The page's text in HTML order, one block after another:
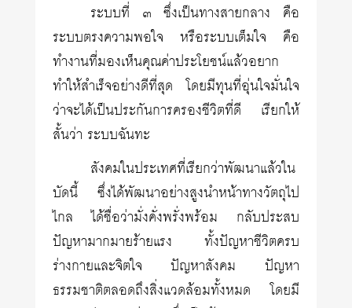
ระบบที่ ๓ ซึ่งเป็นทางสายกลาง คือ
ระบบตรงความพอใจ หรือระบบเต็มใจ คือ
ทำงานที่มองเห็นคุณค่าประโยชน์แล้วอยาก
ทำให้สำเร็จอย่างดีที่สุด โดยมีทุนที่อุ่นใจมั่นใจ
ว่าจะได้เป็นประกันการครองชีวิตที่ดี เรียกให้
สั้นว่า ระบบฉันทะ
สังคมในประเทศที่เรียกว่าพัฒนาแล้วใน
บัดนี้ ซึ่งได้พัฒนาอย่างสูงนำหน้าทางวัตถุไป
ไกล ได้ชื่อว่ามั่งคั่งพรั่งพร้อม กลับประสบ
ปัญหามากมายร้ายแรง ทั้งปัญหาชีวิตครบ
ร่างกายและจิตใจ ปัญหาสังคม ปัญหา
ธรรมชาติตลอดถึงสิ่งแวดล้อมทั้งหมด โดยมี